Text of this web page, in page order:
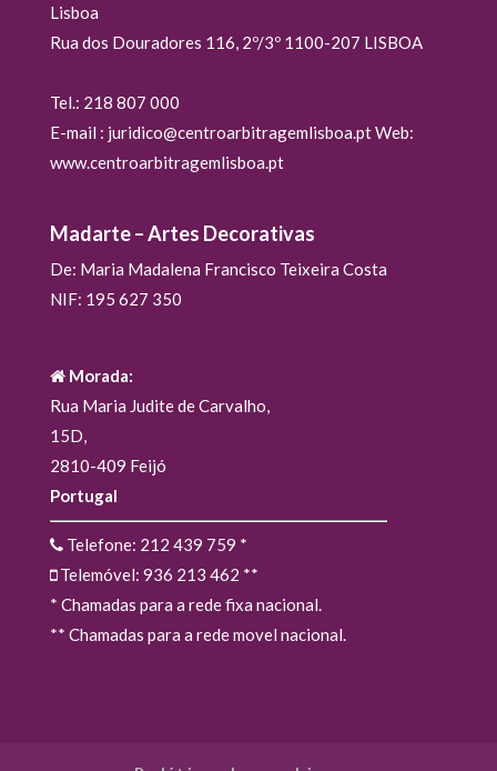
Lisboa
Rua dos Douradores 116, 2º/3º 1100-207 LISBOA
Tel.: 218 807 000
E-mail : juridico@centroarbitragemlisboa.pt Web:
www.centroarbitragemlisboa.pt
Madarte – Artes Decorativas
De: Maria Madalena Francisco Teixeira Costa
NIF: 195 627 350
Morada:
Rua Maria Judite de Carvalho,
15D,
2810-409 Feijó
Portugal
Telefone: 212 439 759 *
Telemóvel: 936 213 462 **
* Chamadas para a rede fixa nacional.
** Chamadas para a rede movel nacional.